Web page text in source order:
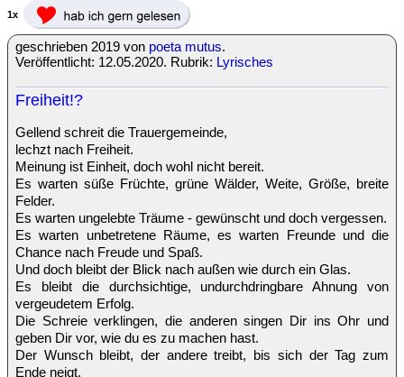
1x
geschrieben 2019 von poeta mutus.
Veröffentlicht: 12.05.2020. Rubrik: Lyrisches
Freiheit!?
Gellend schreit die Trauergemeinde,
lechzt nach Freiheit.
Meinung ist Einheit, doch wohl nicht bereit.
Es warten süße Früchte, grüne Wälder, Weite, Größe, breite
Felder.
Es warten ungelebte Träume - gewünscht und doch vergessen.
Es warten unbetretene Räume, es warten Freunde und die
Chance nach Freude und Spaß.
Und doch bleibt der Blick nach außen wie durch ein Glas.
Es bleibt die durchsichtige, undurchdringbare Ahnung von
vergeudetem Erfolg.
Die Schreie verklingen, die anderen singen Dir ins Ohr und
geben Dir vor, wie du es zu machen hast.
Der Wunsch bleibt, der andere treibt, bis sich der Tag zum
Ende neigt.